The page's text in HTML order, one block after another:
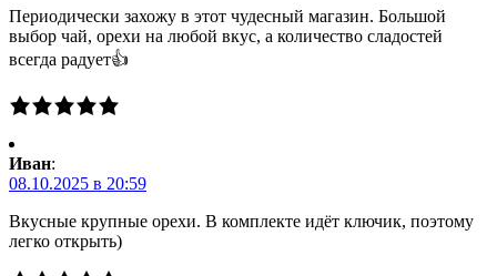
Периодически захожу в этот чудесный магазин. Большой
выбор чай, орехи на любой вкус, а количество сладостей
всегда радует👍
Иван:
08.10.2025 в 20:59
Вкусные крупные орехи. В комплекте идёт ключик, поэтому
легко открыть)